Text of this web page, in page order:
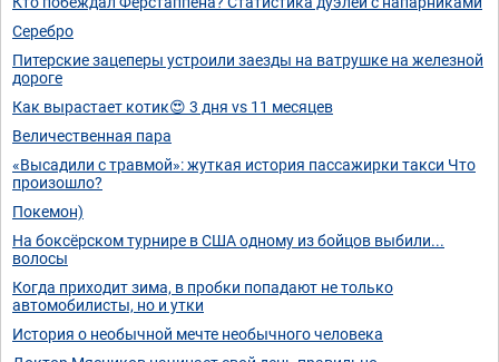
Серебро
Питерские зацеперы устроили заезды на ватрушке на железной
дороге
Как вырастает котик😍 3 дня vs 11 месяцев
Величественная пара
«Высадили с травмой»: жуткая история пассажирки такси Что
произошло?
Покемон)
На боксёрском турнире в США одному из бойцов выбили...
волосы
Когда приходит зима, в пробки попадают не только
автомобилисты, но и утки
История о необычной мечте необычного человека